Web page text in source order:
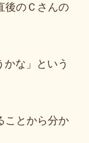
後のＣさんの
かな」という
ことから分か